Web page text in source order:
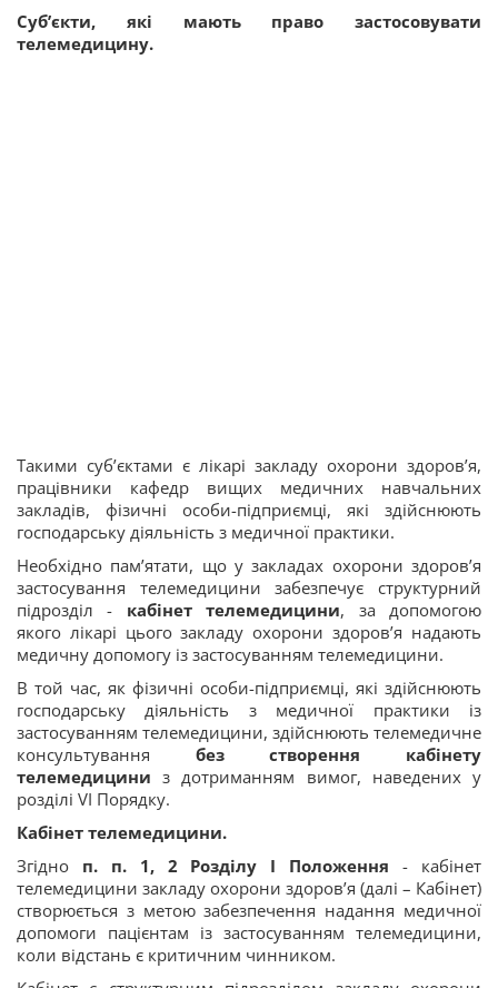
Суб’єкти, які мають право застосовувати
телемедицину.
Такими суб’єктами є лікарі закладу охорони здоров’я,
працівники кафедр вищих медичних навчальних
закладів, фізичні особи-підприємці, які здійснюють
господарську діяльність з медичної практики.
Необхідно пам’ятати, що у закладах охорони здоров’я
застосування телемедицини забезпечує структурний
підрозділ - кабінет телемедицини, за допомогою
якого лікарі цього закладу охорони здоров’я надають
медичну допомогу із застосуванням телемедицини.
В той час, як фізичні особи-підприємці, які здійснюють
господарську діяльність з медичної практики із
застосуванням телемедицини, здійснюють телемедичне
консультування без створення кабінету
телемедицини з дотриманням вимог, наведених у
розділі VI Порядку.
Кабінет телемедицини.
Згідно п. п. 1, 2 Розділу І Положення- кабінет
телемедицини закладу охорони здоров’я (далі – Кабінет)
створюється з метою забезпечення надання медичної
допомоги пацієнтам із застосуванням телемедицини,
коли відстань є критичним чинником.